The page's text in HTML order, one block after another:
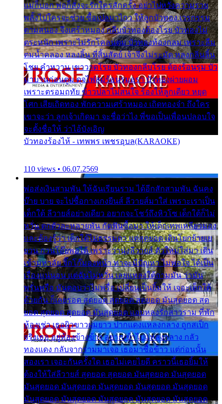
แม่ก็บอก พ่อก็สั่งจะรักใครสักครั้ง อย่าไปหวังความรวย
พลั้งไปใครจะช่วย ซื้อเปลมาไกว ให้ลูกบัวทอง เวรกรรม
ตามสนอง จึงเศร้าหมอง กลีบบัวทองต้องโรย บัวทองไม่
ตระหนัก เพราะไม่รักโคลนตม บัวทองท้องกลม เพราะลืม
ตมน้ำคลอง หลงลิ้น ที่สิ้นสัตย์ เจ้าจึงไม่ระมัด หลงกลิ่นลิ้น
โชย คำหวาน เขาวาดโรย บัวทองกลีบโรย ต้องร้อนรุม บัว
มาบานก่อนตูม ดุจไฟสุมร้อนรุมอุรา บัวทองผ่ายผอม
เพราะตรอมฤทัย ข้าวปลาไม่สนใจ ร้องไห้ลูกเดียว หยุด
โศก เสียเถิดทอง พักความเศร้าหมอง เถิดทองจ๋า ถึงใคร
เขาจะว่า ลูกเจ้าเกิดมา จะชื่อว่าไง พี่ขอเป็นเพื่อนปลอบใจ
จะตั้งชื่อให้ ว่าไอ้บังเอิญ
บัวทองร้องไห้ - เทพพร เพชรอุบล(KARAOKE)
110 views • 06.07.2569
พ่อส่งเงินสามพัน ให้ฉันเรียนราม ได้อีกสักสามพัน ฉันคง
บ๊าย บาย จะไปซื้อกางเกงยีนส์ ลีวายส์มาใส่ เพราะเราเป็น
เด็กใต้ ลีวายส์อย่างเดียว อยากจะโชว์ถึงหิวโซ เด็กใต้ก็ไม่
หวั่น ตกตัวละหลายพัน กัดฟันซื้อมา ให้เด็กเทพเหลียวมอง
และต้องรู้ว่า เด็กใต้ไม่ธรรมดา แต่สุดยอด เดินโยกย้ายเย
ยวน กวนโอ๊ยพอได้ เพราะว่านุ่งลีวายส์ ตัวใหม่ใส่มา เดิน
เข้ามหาลัย จิ๊กโก๊มองหน้า ท่าจะมีปัญหา ไม่พอใจ ได้เป็น
เรื่องแน่นอน แต่ฉันไม่หวั่น เลยแหลงใต้ถามมัน ว่ามัน
พรั่นพรือ มันตอบว่าไม่พรื่อ เปลี่ยนเป็นยิ้มให้ เจอะเด็กใต้
ด้วยกัน ก็เลยรอด สุดยอด สุดยอด สุดยอด มันสุดยอด สุด
ยอด สุดยอด สุดยอด มันสุดยอด แอบหลงรักสาวราม ที่พัก
ห้องเช่า เธอผิวขาวผมยาว ปากแดงแหลงกลาง ถูกสเป็ก
จริงเธอ อยู่ห้องข้างข้าง อยากเข้าไปแหลงกลาง กลัว
ทองแดง กลับจากรามมาเจอ เธอมาซื้อข้าว แต่ก่อนนั้น
สองเรา เจอะกันครั้งใด เธอไม่เคยไยดี คราวนี้เธอยิ้มให้
ต้องให้ใส่ลีวายส์ สุดยอด สุดยอด มันสุดยอด มันสุดยอด
มันสุดยอด มันสุดยอด มันสุดยอด มันสุดยอด มันสุดยอด
มันสุดยอด มันสุดยอด มันสุดยอด มันสุดยอด มันสุดยอด